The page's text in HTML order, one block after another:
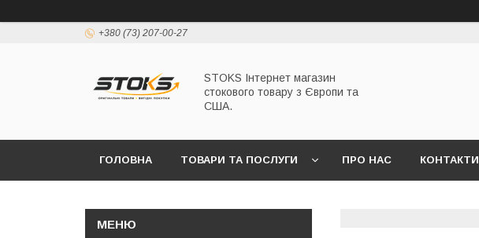
+380 (73) 207-00-27
STOKS Інтернет магазин
стокового товару з Європи та
США.
ГОЛОВНА ТОВАРИ ТА ПОСЛУГИ ПРО НАС КОНТАКТИ